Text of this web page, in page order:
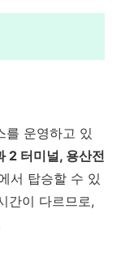
를 운영하고 있
2 터미널, 용산전
서 탑승할 수 있
간이 다르므로,